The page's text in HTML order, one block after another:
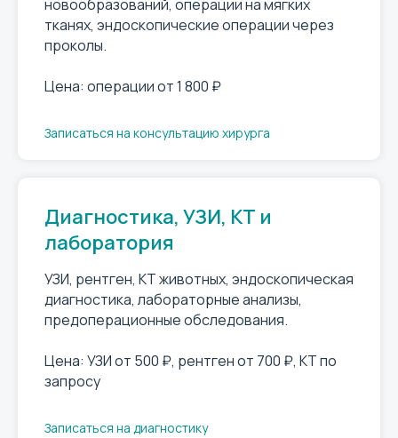
новообразований, операции на мягких
тканях, эндоскопические операции через
проколы.
Цена: операции от 1 800 ₽
Записаться на консультацию хирурга
Диагностика, УЗИ, КТ и
лаборатория
УЗИ, рентген, КТ животных, эндоскопическая
диагностика, лабораторные анализы,
предоперационные обследования.
Цена: УЗИ от 500 ₽, рентген от 700 ₽, КТ по
запросу
Записаться на диагностику